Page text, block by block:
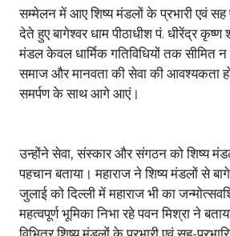
सम्मेलन में आए शिष्य मंडलों के प्रभारी एवं सह
देते हुए बागेश्वर धाम पीठाधीश पं. धीरेंद्र कृष्ण
मंडल केवल धार्मिक गतिविधियों तक सीमित न
समाज और मानवता की सेवा की आवश्यकता
समर्पण के साथ आगे आएं।
उन्होंने सेवा, संस्कार और संगठन को शिष्य
पहचान बताया। महाराज ने शिष्य मंडलों से
जुलाई को दिल्ली में महाराज भी का
महत्वपूर्ण भूमिका निभा रहे पवन मिश्रा ने